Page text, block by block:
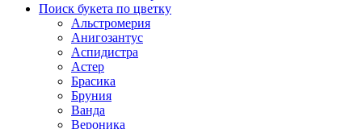
Поиск букета по цветку
Альстромерия
Анигозантус
Аспидистра
Астер
Брасика
Бруния
Ванда
Вероника